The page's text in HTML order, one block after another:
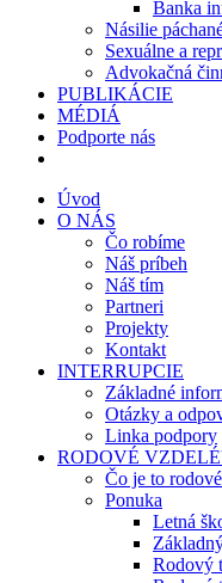
Banka
Násilie
Sexuálne a
Advokačná
PUBLIKÁCIE
MÉDIÁ
Podporte nás
Úvod
O NÁS
Čo robíme
Náš príbeh
Náš tím
Partneri
Projekty
Kontakt
INTERRUPCIE
Základné
Otázky a
Linka podpory
RODOVÉ
Čo je to
Ponuka
Letná
Rodový